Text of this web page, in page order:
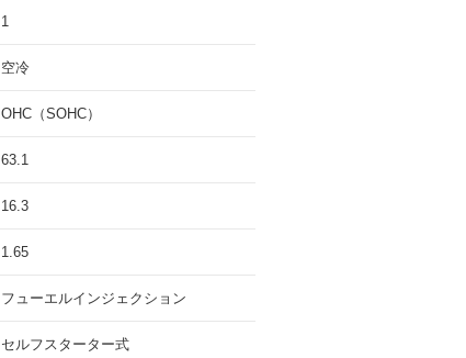
1
空冷
OHC（SOHC）
63.1
16.3
1.65
フューエルインジェクション
セルフスターター式